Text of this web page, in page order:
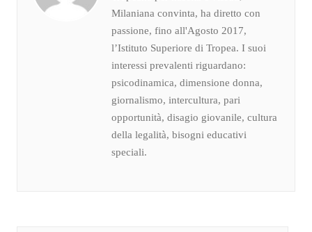
Milaniana convinta, ha diretto con
passione, fino all'Agosto 2017,
l’Istituto Superiore di Tropea. I suoi
interessi prevalenti riguardano:
psicodinamica, dimensione donna,
giornalismo, intercultura, pari
opportunità, disagio giovanile, cultura
della legalità, bisogni educativi
speciali.